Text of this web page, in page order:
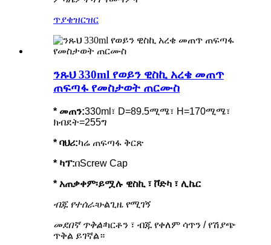
ጥያቄዝርዝር
ንጹህ 330ml የወይን ዊስኪ አረቄ መጠጥ
ጠፍጣፋ የመስታወት ጠርሙስ
* መጠን:330ml፣ D=89.5ሚሜ፣ H=170ሚሜ፣
ክብደት=255ግ
* ባህሪ:ካሬ ጠፍጣፋ ቅርጽ
* ካፕ:በScrew Cap
* አጠቃቀም፡ይሟሉ ዊስኪ ፣ ቮድካ ፣ ሊኬር
ብጁ የተሰራ፡ሁልጊዜ የሚገኝ
መደበኛ ጥቅል፡ካርቶን ፣ ብጁ የቀለም ሳጥን / የሽያጭ
ጥቅል ይገኛል።